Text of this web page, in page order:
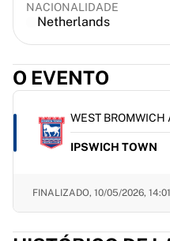
ASM Clermont Auvergne
Harlequins
Críquete
England Cricket
West Indies
Cricket Ireland
Aalborg Pirates
NACIONALIDADE
Netherlands
O EVENTO
WEST BROMWICH
IPSWICH TOWN
FINALIZADO, 10/05/2026, 14:01